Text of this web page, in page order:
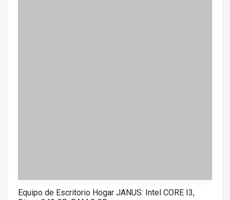
Equipo de Escritorio Hogar JANUS: Intel CORE I3,